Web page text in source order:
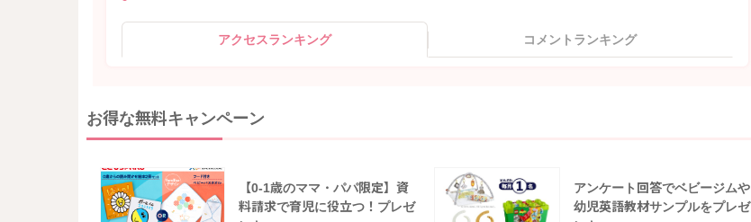
アクセスランキング コメントランキング
お得な無料キャンペーン
【0-1歳のママ・パパ限定】資
料請求で育児に役立つ！プレゼ
アンケート回答でベビージムや
幼児英語教材サンプルをプレゼ